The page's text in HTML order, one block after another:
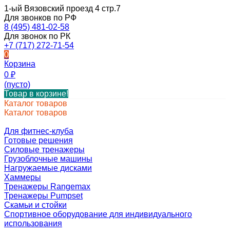
1-ый Вязовский проезд 4 стр.7
Для звонков по РФ
8 (495) 481-02-58
Для звонок по РК
+7 (717) 272-71-54
0
Корзина
0 ₽
(пусто)
Товар в корзине!
Каталог товаров
Каталог товаров
Для фитнес-клуба
Готовые решения
Силовые тренажеры
Грузоблочные машины
Нагружаемые дисками
Хаммеры
Тренажеры Rangemax
Тренажеры Pumpset
Скамьи и стойки
Спортивное оборудование для индивидуального
использования